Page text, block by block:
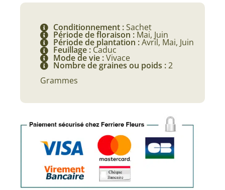
Conditionnement :Sachet
Période de floraison : Mai, Juin
Période de plantation :Avril, Mai, Juin
Feuillage : Caduc
Mode de vie :Vivace
Nombre de graines ou poids :2
Grammes